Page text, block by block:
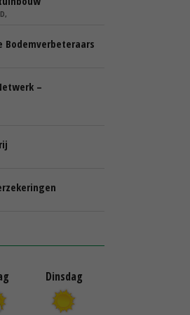
Bodemverbeteraars
–
Dinsdag